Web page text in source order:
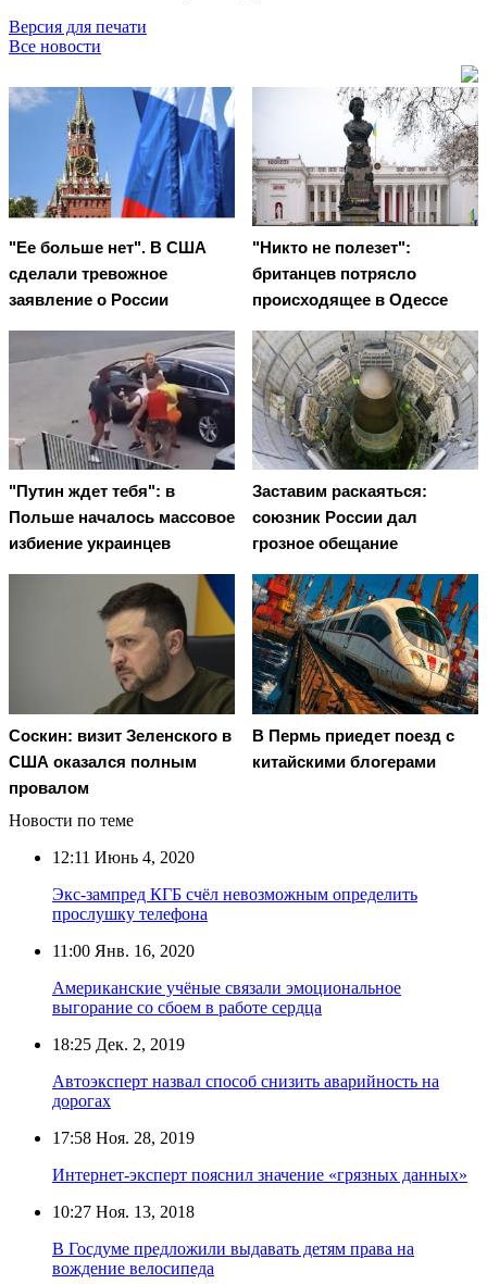
Версия для печати
Все новости
"Ее больше нет". В США
сделали тревожное
заявление о России
"Никто не полезет":
британцев потрясло
происходящее в Одессе
"Путин ждет тебя": в
Польше началось массовое
избиение украинцев
Заставим раскаяться:
союзник России дал
грозное обещание
Соскин: визит Зеленского в
США оказался полным
провалом
В Пермь приедет поезд с
китайскими блогерами
Новости по теме
12:11 Июнь 4, 2020
Экс-зампред КГБ счёл невозможным определить
прослушку телефона
11:00 Янв. 16, 2020
Американские учёные связали эмоциональное
выгорание со сбоем в работе сердца
18:25 Дек. 2, 2019
Автоэксперт назвал способ снизить аварийность на
дорогах
17:58 Ноя. 28, 2019
Интернет-эксперт пояснил значение «грязных данных»
10:27 Ноя. 13, 2018
В Госдуме предложили выдавать детям права на
вождение велосипеда